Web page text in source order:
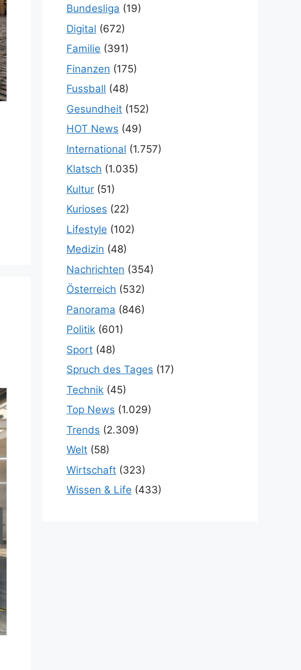
Bundesliga (19)
Digital (672)
Familie (391)
Finanzen (175)
Fussball (48)
Gesundheit (152)
HOT News (49)
International (1.757)
Klatsch (1.035)
Kultur (51)
Kurioses (22)
Lifestyle (102)
Medizin (48)
Nachrichten (354)
Österreich (532)
Panorama (846)
Politik (601)
Sport (48)
Spruch des Tages (17)
Technik (45)
Top News (1.029)
Trends (2.309)
Welt (58)
Wirtschaft (323)
Wissen & Life (433)